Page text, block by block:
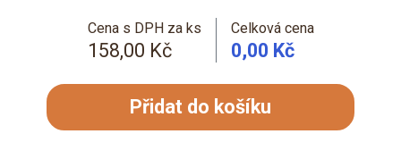
Cena s DPH za ks
158,00 Kč
Celková cena
0,00 Kč
Přidat do košíku